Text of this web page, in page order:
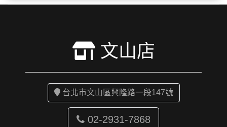
文山店
台北市文山區興隆路一段147號
02-2931-7868